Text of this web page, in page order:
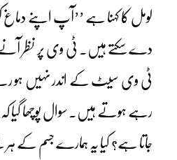
لومل کا کہنا ہے ’’آپ اپنے
دے سکتے ہیں۔ ٹی وی پر نظر
ٹی وی سیٹ کے اندر نہیں ہو
رہے ہوتے ہیں۔ سوال پوچھا گیا کہ پھر
جاتا ہے؟ کیا یہ ہمارے جسم کے ہر